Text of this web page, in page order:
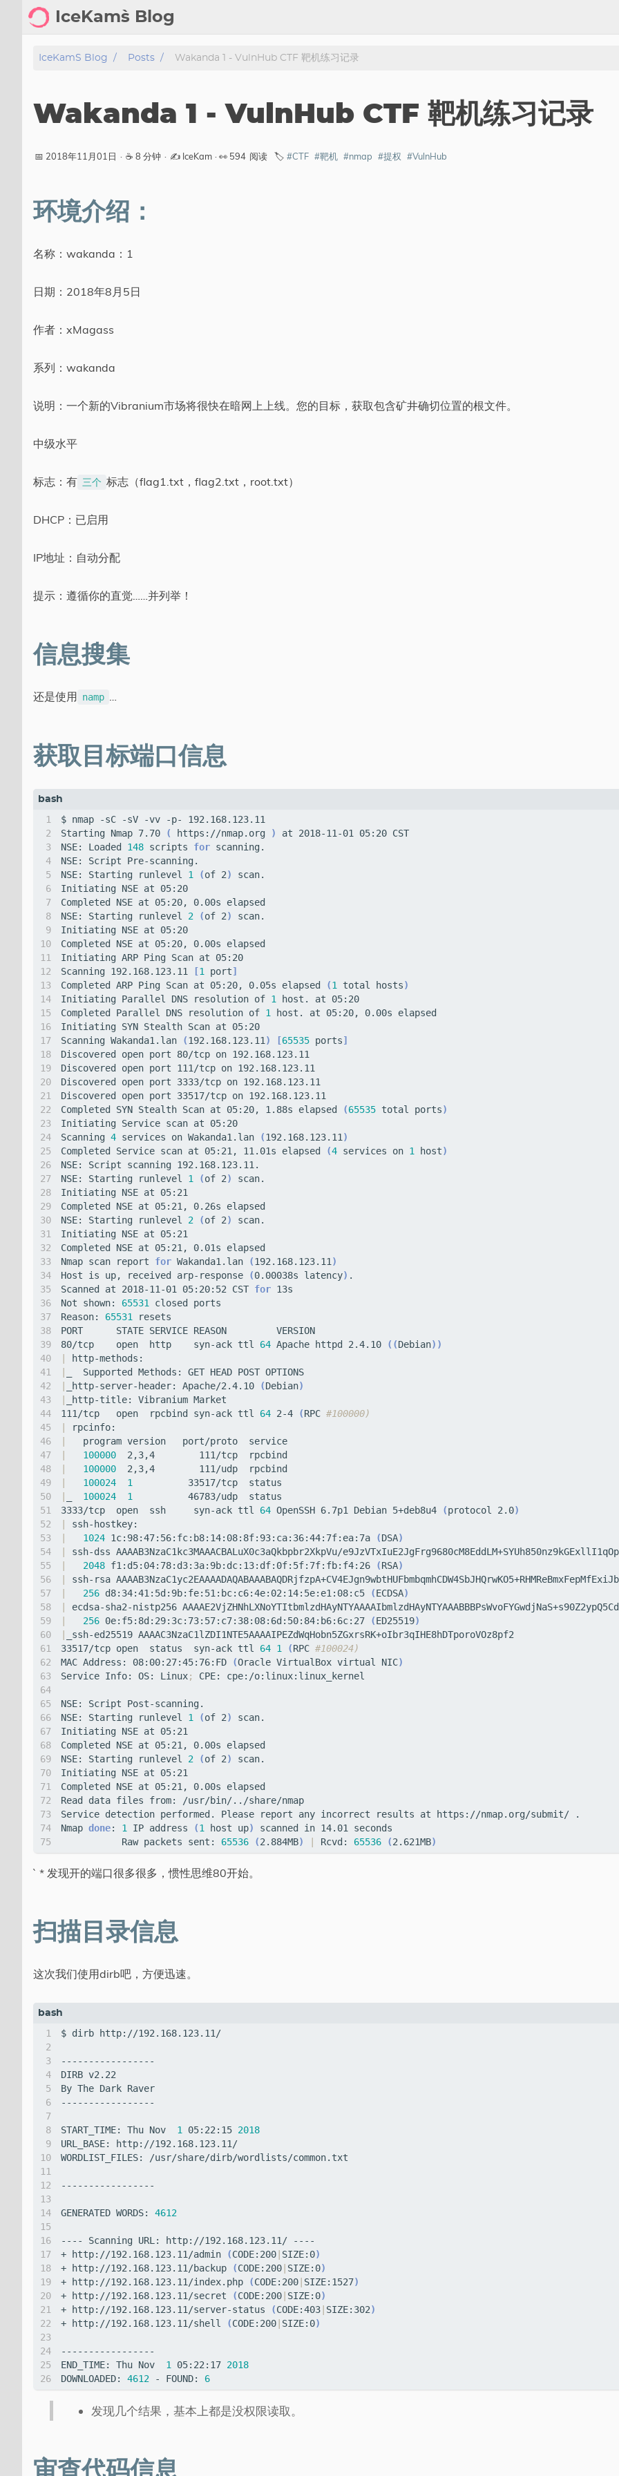
IceKam`s Blog
首页
标签
分类
剑客导航
IceKam`s Blog Posts Wakanda 1 - VulnHub CTF 靶机练习记录
Wakanda 1 - VulnHub CTF 靶机练习记录
📅 2018年11月01日 · ☕ 8 分钟 · ✍️ IceKam · 👀 594 阅读 🏷️ #CTF #靶机 #nmap #提权 #VulnHub
环境介绍：
名称：wakanda：1
日期：2018年8月5日
作者：xMagass
系列：wakanda
说明：一个新的Vibranium市场将很快在暗网上上线。您的目标，获取包含矿井确切位置的根文件。
中级水平
标志：有 三个 标志（flag1.txt，flag2.txt，root.txt）
DHCP：已启用
IP地址：自动分配
提示：遵循你的直觉……并列举！
信息搜集
还是使用 namp …
获取目标端口信息
4
6
7
8
9
10
14
16
17
18
19
20
24
26
27
28
29
30
34
36
37
38
39
40
44
46
47
48
49
50
54
56
57
58
59
60
64
66
67
68
69
70
74
Starting Nmap 7.70
( https://nmap.org )
NSE: Loaded 148 scripts for
NSE: Starting runlevel 1 (of 2)
NSE: Starting runlevel 2 (of 2)
Scanning 192.168.123.11
[1 port]
Completed ARP Ping Scan at 05:20, 0.05s elapsed
(1 total hosts)
Initiating Parallel DNS resolution of 1
Completed Parallel DNS resolution of 1
Scanning Wakanda1.lan
(192.168.123.11 ) [65535 ports]
Completed SYN Stealth Scan at 05:20, 1.88s elapsed
(65535 total ports)
Scanning 4 services on Wakanda1.lan (192.168.123.11 )
Completed Service scan at 05:21, 11.01s elapsed
(4 services on 1 host)
NSE: Starting runlevel 1 (of 2)
NSE: Starting runlevel 2 (of 2)
Nmap scan report for Wakanda1.lan (192.168.123.11 )
Host is up, received arp-response
(0.00038s latency)
Scanned at 2018-11-01 05:20:52 CST for
Not shown: 65531
Reason: 65531
80/tcp    open  http    syn-ack ttl 64 Apache httpd 2.4.10 ((Debian))
|
|
|
_http-server-header: Apache/2.4.10 (Debian)
|
111/tcp   open  rpcbind syn-ack ttl 64 2-4 (RPC #100000)
|
|
|
100000
|
100000
|
100024 1
|
100024 1
3333/tcp  open  ssh     syn-ack ttl 64 OpenSSH 6.7p1 Debian 5+deb8u4 (protocol 2.0)
|
|
1024 1c:98:47:56:fc:b8:14:08:8f:93:ca:36:44:7f:ea:7a (DSA)
|
ssh-dss AAAAB3NzaC1kc3MAAACBALuX0c3aQkbpbr2XkpVu/
|
2048 f1:d5:04:78:d3:3a:9b:dc:13:df:0f:5f:7f:fb:f4:26 (RSA)
|
|
256 d8:34:41:5d:9b:fe:51:bc:c6:4e:02:14:5e:e1:08:c5 (ECDSA)
|
ecdsa-sha2-nistp256
|
256 0e:f5:8d:29:3c:73:57:c7:38:08:6d:50:84:b6:6c:27 (ED25519)
|
33517/tcp open  status  syn-ack ttl 64 1 (RPC #100024)
MAC Address: 08:00:27:45:76:FD
(Oracle VirtualBox virtual NIC)
Service Info: OS: Linux;
NSE: Starting runlevel 1 (of 2)
NSE: Starting runlevel 2 (of 2)
Nmap done: 1 IP address (1 host up)
           Raw packets sent:
65536 (2.884MB) | Rcvd: 65536 (2.621MB)
` * 发现开的端口很多很多，惯性思维80开始。
扫描目录信息
这次我们使用dirb吧，方便迅速。
4
6
7
8
9
10
14
16
17
18
19
20
24
26
START_TIME: Thu Nov 1 05:22:15 2018
GENERATED WORDS: 4612
+ http://192.168.123.11/admin
(CODE:200 SIZE:0)
+ http://192.168.123.11/backup
(CODE:200 SIZE:0)
+ http://192.168.123.11/index.php
(CODE:200 SIZE:1527)
+ http://192.168.123.11/secret
(CODE:200 SIZE:0)
+ http://192.168.123.11/server-status
(CODE:403 SIZE:302)
+ http://192.168.123.11/shell
(CODE:200 SIZE:0)
END_TIME: Thu Nov 1 05:22:17 2018
DOWNLOADED: 4612 - FOUND: 6
发现几个结果，基本上都是没权限读取。
审查代码信息